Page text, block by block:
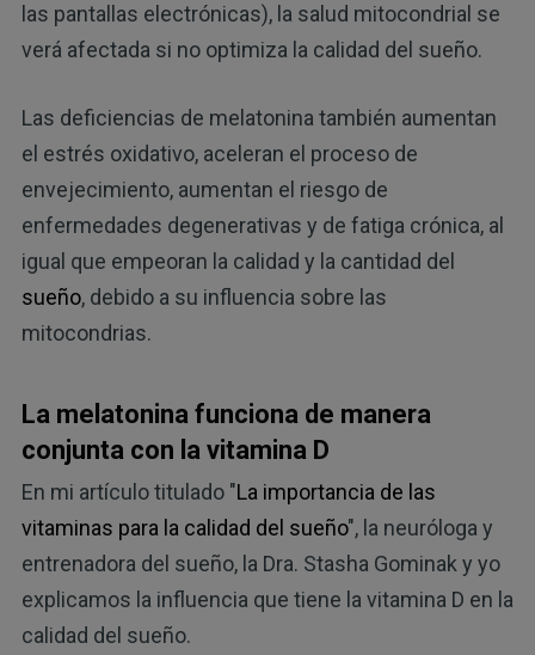
las pantallas electrónicas), la salud mitocondrial se
verá afectada si no optimiza la calidad del sueño.
Las deficiencias de melatonina también aumentan
el estrés oxidativo, aceleran el proceso de
envejecimiento, aumentan el riesgo de
enfermedades degenerativas y de fatiga crónica, al
igual que empeoran la calidad y la cantidad del
sueño, debido a su influencia sobre las
mitocondrias.
La melatonina funciona de manera
conjunta con la vitamina D
En mi artículo titulado "La importancia de las
vitaminas para la calidad del sueño", la neuróloga y
entrenadora del sueño, la Dra. Stasha Gominak y yo
explicamos la influencia que tiene la vitamina D en la
calidad del sueño.